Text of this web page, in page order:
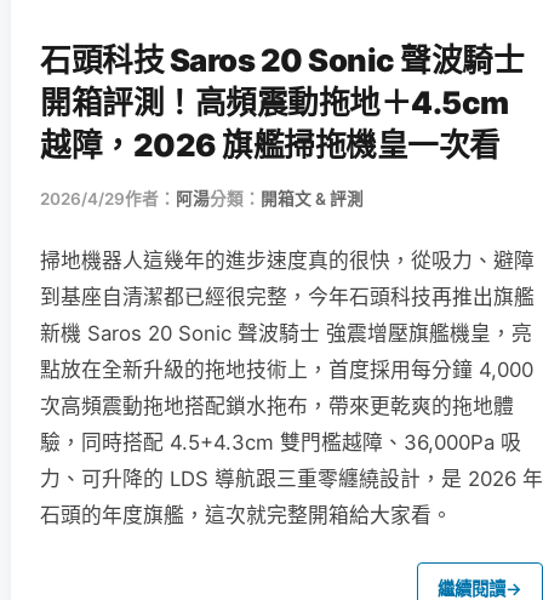
石頭科技 Saros 20 Sonic 聲波騎士
開箱評測！高頻震動拖地＋4.5cm
越障，2026 旗艦掃拖機皇一次看
2026/4/29作者： 阿湯分類： 開箱文 & 評測
掃地機器人這幾年的進步速度真的很快，從吸力、避障
到基座自清潔都已經很完整，今年石頭科技再推出旗艦
新機 Saros 20 Sonic 聲波騎士 強震增壓旗艦機皇，亮
點放在全新升級的拖地技術上，首度採用每分鐘 4,000
次高頻震動拖地搭配鎖水拖布，帶來更乾爽的拖地體
驗，同時搭配 4.5+4.3cm 雙門檻越障、36,000Pa 吸
力、可升降的 LDS 導航跟三重零纏繞設計，是 2026 年
石頭的年度旗艦，這次就完整開箱給大家看。
繼續閱讀→